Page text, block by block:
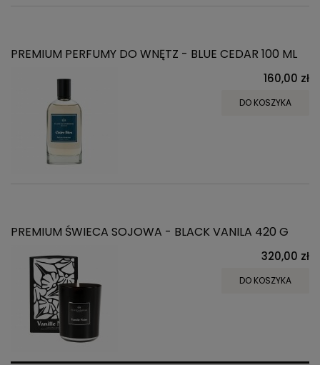
PREMIUM PERFUMY DO WNĘTZ - BLUE CEDAR 100 ML
160,00 zł
DO KOSZYKA
PREMIUM ŚWIECA SOJOWA - BLACK VANILA 420 G
320,00 zł
DO KOSZYKA